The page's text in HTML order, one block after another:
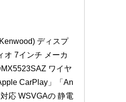
ディスプ
オ 7インチ メーカ
ワイヤ
CarPlay」「An
応 WSVGAの 静電